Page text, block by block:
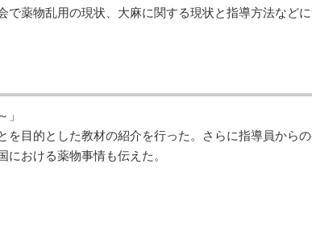
薬物乱用の現状、大麻に関する現状と指導方法など
目的とした教材の紹介を行った。さらに指導員から
おける薬物事情も伝えた。